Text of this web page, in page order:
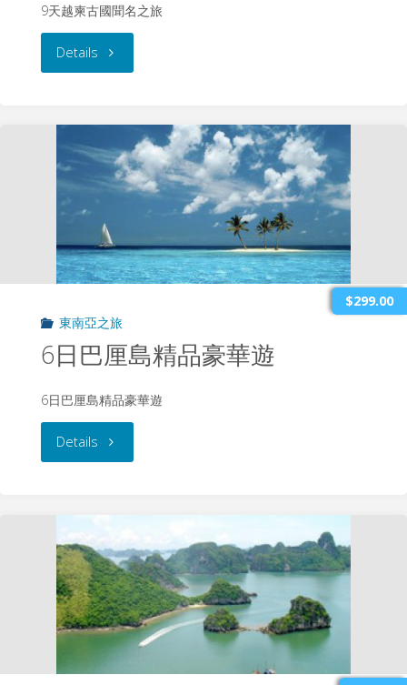
7
天
9天越柬古國聞名之旅
Details "9
越
柬
國
聞
名
之
旅"
$299.00
東南亞之旅
6日巴厘島精品豪華遊
6日巴厘島精品豪華遊
Details "6
厘
島
精
品